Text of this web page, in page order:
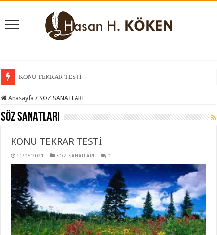
KONU TEKRAR TESTİ
Anasayfa / SÖZ SANATLARI
SÖZ SANATLARI
KONU TEKRAR TESTİ
11/05/2021 SÖZ SANATLARI 0